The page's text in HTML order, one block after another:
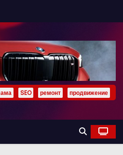
SEO ремонт продвижение